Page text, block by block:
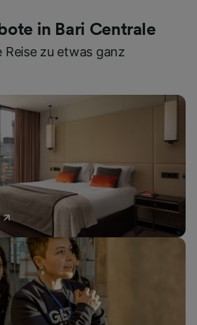
in Bari Centrale
Reise zu etwas ganz